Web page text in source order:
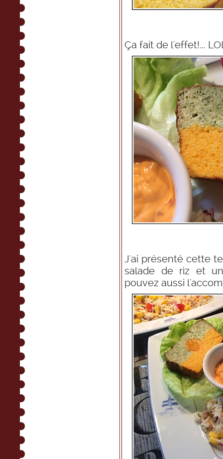
Ça fait de l'effet!...
J'ai présenté cette
salade de riz et
pouvez aussi